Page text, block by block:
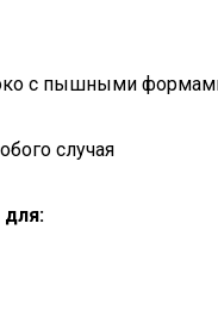
с пышными
случая
для: